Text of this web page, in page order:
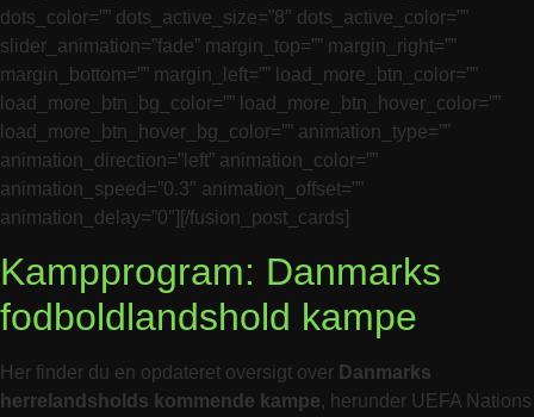
dots_color=”” dots_active_size=”8″ dots_active_color=””
slider_animation=”fade” margin_top=”” margin_right=””
margin_bottom=”” margin_left=”” load_more_btn_color=””
load_more_btn_bg_color=”” load_more_btn_hover_color=””
load_more_btn_hover_bg_color=”” animation_type=””
animation_direction=”left” animation_color=””
animation_speed=”0.3″ animation_offset=””
animation_delay=”0″][/fusion_post_cards]
Kampprogram: Danmarks
fodboldlandshold kampe
Her finder du en opdateret oversigt over Danmarks
herrelandsholds kommende kampe, herunder UEFA Nations